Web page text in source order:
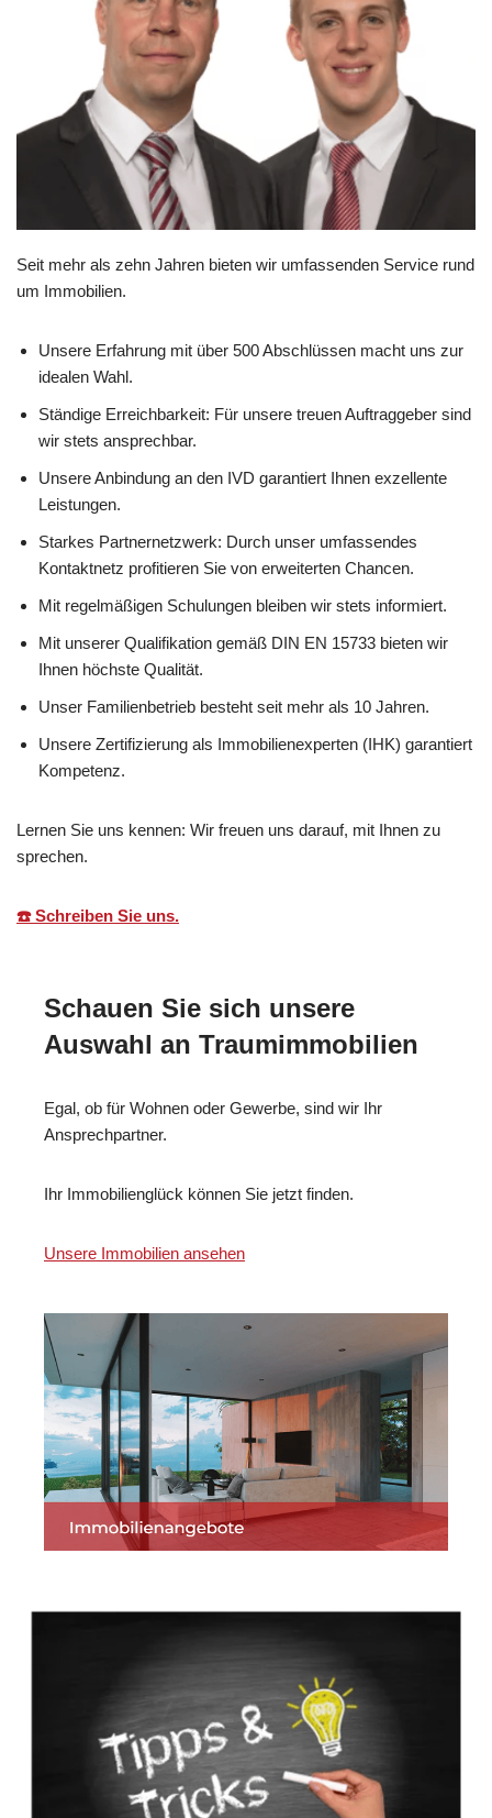
Seit mehr als zehn Jahren bieten wir umfassenden Service rund
um Immobilien.
Unsere Erfahrung mit über 500 Abschlüssen macht uns zur
idealen Wahl.
Ständige Erreichbarkeit: Für unsere treuen Auftraggeber sind
wir stets ansprechbar.
Unsere Anbindung an den IVD garantiert Ihnen exzellente
Leistungen.
Starkes Partnernetzwerk: Durch unser umfassendes
Kontaktnetz profitieren Sie von erweiterten Chancen.
Mit regelmäßigen Schulungen bleiben wir stets informiert.
Mit unserer Qualifikation gemäß DIN EN 15733 bieten wir
Ihnen höchste Qualität.
Unser Familienbetrieb besteht seit mehr als 10 Jahren.
Unsere Zertifizierung als Immobilienexperten (IHK) garantiert
Kompetenz.
Lernen Sie uns kennen: Wir freuen uns darauf, mit Ihnen zu
sprechen.
☎️ Schreiben Sie uns.
Schauen Sie sich unsere
Auswahl an Traumimmobilien
Egal, ob für Wohnen oder Gewerbe, sind wir Ihr
Ansprechpartner.
Ihr Immobilienglück können Sie jetzt finden.
Unsere Immobilien ansehen